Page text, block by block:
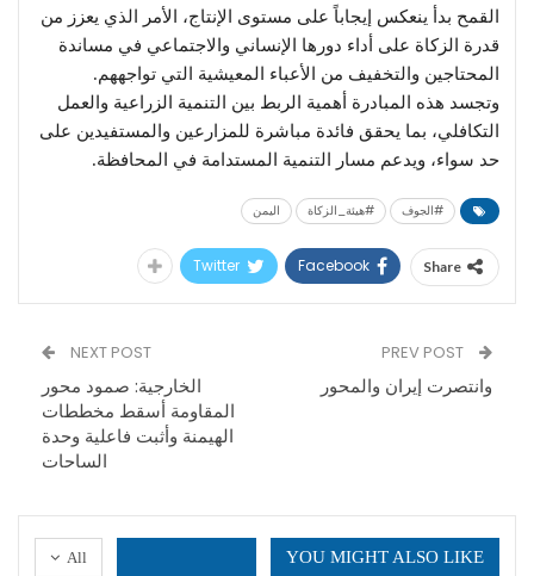
القمح بدأ ينعكس إيجاباً على مستوى الإنتاج، الأمر الذي يعزز من
قدرة الزكاة على أداء دورها الإنساني والاجتماعي في مساندة
المحتاجين والتخفيف من الأعباء المعيشية التي تواجههم.
وتجسد هذه المبادرة أهمية الربط بين التنمية الزراعية والعمل
التكافلي، بما يحقق فائدة مباشرة للمزارعين والمستفيدين على
حد سواء، ويدعم مسار التنمية المستدامة في المحافظة.
#الجوف #هيئة_الزكاة اليمن
Share
Facebook
Twitter
وانتصرت إيران والمحور
NEXT POST
الخارجية: صمود محور
المقاومة أسقط مخططات
الهيمنة وأثبت فاعلية وحدة
الساحات
All YOU MIGHT ALSO LIKE